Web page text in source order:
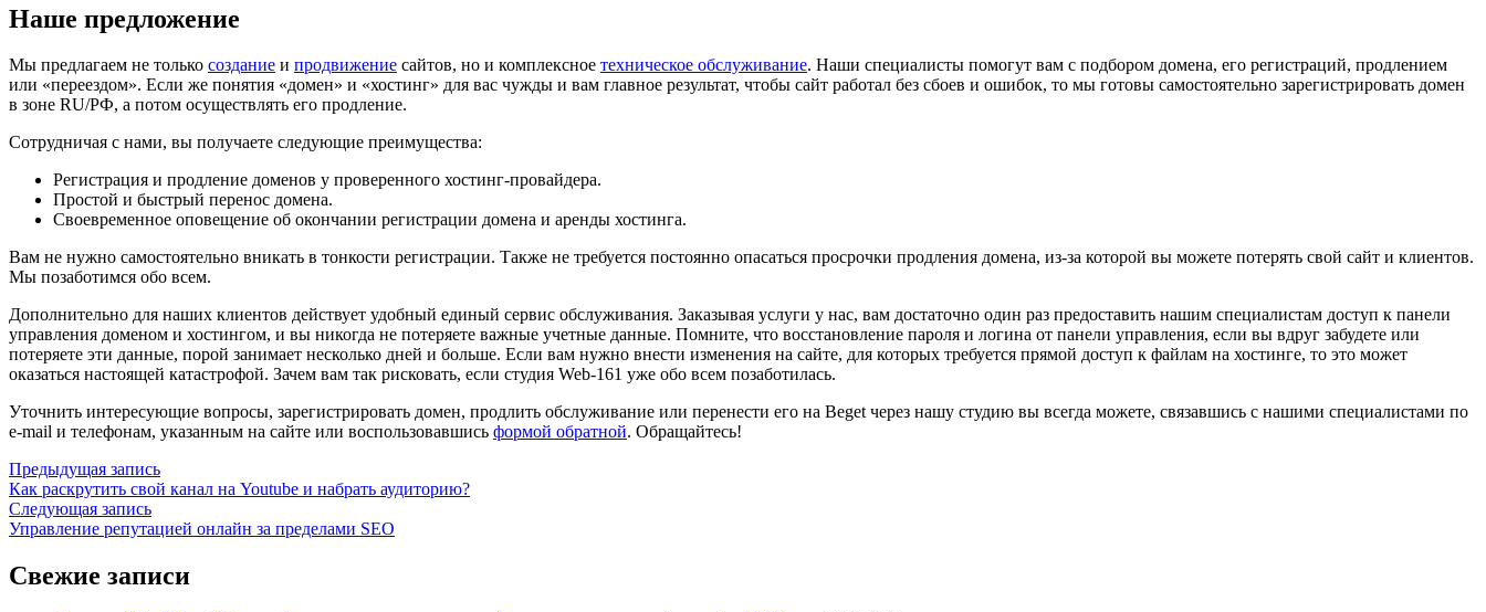
Наше предложение
Мы предлагаем не только создание и продвижение сайтов, но и комплексное техническое обслуживание. Наши специалисты помогут вам с подбором домена, его регистраций, продлением
или «переездом». Если же понятия «домен» и «хостинг» для вас чужды и вам главное результат, чтобы сайт работал без сбоев и ошибок, то мы готовы самостоятельно зарегистрировать домен
в зоне RU/РФ, а потом осуществлять его продление.
Сотрудничая с нами, вы получаете следующие преимущества:
Регистрация и продление доменов у проверенного хостинг-провайдера.
Простой и быстрый перенос домена.
Своевременное оповещение об окончании регистрации домена и аренды хостинга.
Вам не нужно самостоятельно вникать в тонкости регистрации. Также не требуется постоянно опасаться просрочки продления домена, из-за которой вы можете потерять свой сайт и клиентов.
Мы позаботимся обо всем.
Дополнительно для наших клиентов действует удобный единый сервис обслуживания. Заказывая услуги у нас, вам достаточно один раз предоставить нашим специалистам доступ к панели
управления доменом и хостингом, и вы никогда не потеряете важные учетные данные. Помните, что восстановление пароля и логина от панели управления, если вы вдруг забудете или
потеряете эти данные, порой занимает несколько дней и больше. Если вам нужно внести изменения на сайте, для которых требуется прямой доступ к файлам на хостинге, то это может
оказаться настоящей катастрофой. Зачем вам так рисковать, если студия Web-161 уже обо всем позаботилась.
Уточнить интересующие вопросы, зарегистрировать домен, продлить обслуживание или перенести его на Beget через нашу студию вы всегда можете, связавшись с нашими специалистами по
e-mail и телефонам, указанным на сайте или воспользовавшись формой обратной. Обращайтесь!
Предыдущая запись
Как раскрутить свой канал на Youtube и набрать аудиторию?
Следующая запись
Управление репутацией онлайн за пределами SEO
Свежие записи